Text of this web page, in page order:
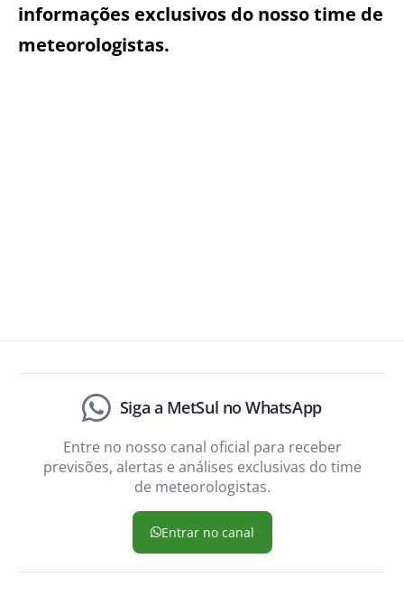
informações exclusivos do nosso time de
meteorologistas.
Siga a MetSul no WhatsApp
Entre no nosso canal oficial para receber
previsões, alertas e análises exclusivas do time
de meteorologistas.
Entrar no canal